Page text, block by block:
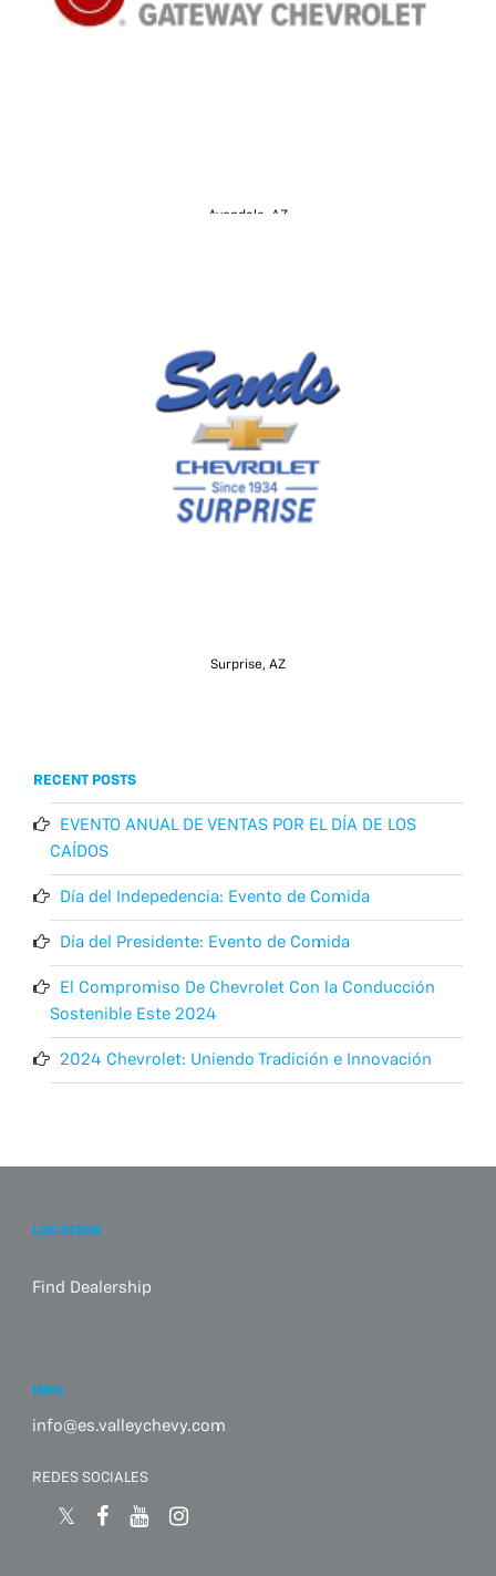
Avondale, AZ
Surprise, AZ
RECENT POSTS
EVENTO ANUAL DE VENTAS POR EL DÍA DE LOS
CAÍDOS
Día del Indepedencia: Evento de Comida
Día del Presidente: Evento de Comida
El Compromiso De Chevrolet Con la Conducción
Sostenible Este 2024
2024 Chevrolet: Uniendo Tradición e Innovación
LOCATION
Find Dealership
INFO
info@es.valleychevy.com
REDES SOCIALES